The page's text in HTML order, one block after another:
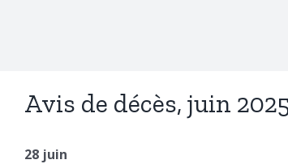
Avis de décès, juin
28 juin